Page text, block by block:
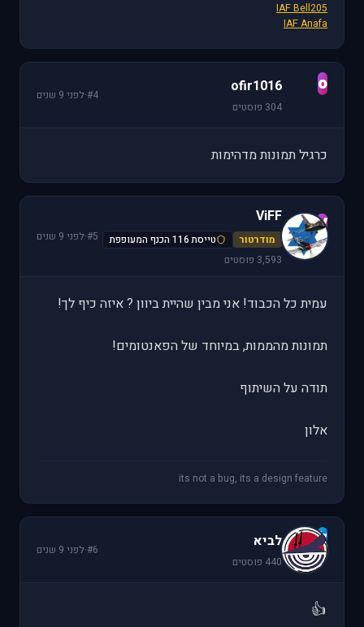
IAF Bell205
IAF Anafa
o
ofir1016
304 פוסטים
#4
·לפני 9 שנים
כרגיל תמונות מדהימות
V
ViFF
מודרטור
טייסת 116 הכנף המעופפת
3,593 פוסטים
#5
·לפני 9 שנים
עמית כל הכבוד! אני מבין שהיית ביוון ? איזה כיף לך!
תמונות מהממות, במיוחד של הפאנטומים!
תודה על השיתוף
אלון
its not a bug, its a design feature
ל לביא
440 פוסטים
#6
·לפני 9 שנים
👍